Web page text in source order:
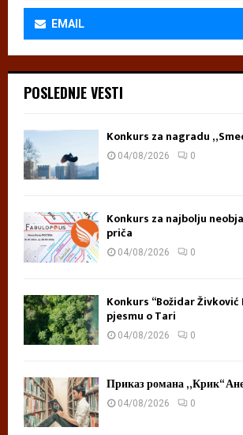
EMAIL
POSLEDNJE VESTI
Konkurs za nagradu
04/08/2026 0
Konkurs za najbolju
priča
04/08/2026 0
Konkurs “Božidar
pjesmu o Tari
04/08/2026 0
Приказ романа „Крик“
04/08/2026 0